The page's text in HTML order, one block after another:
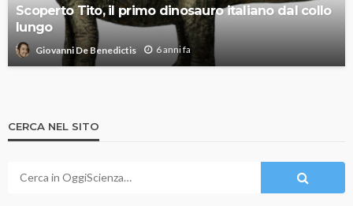
Scoperto Tito, il primo dinosauro italiano dal collo
lungo
Giovanni De Benedictis 6 anni fa
CERCA NEL SITO